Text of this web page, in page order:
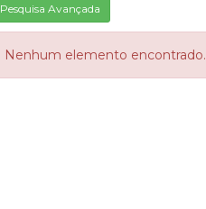
Pesquisa Avançada
Nenhum elemento encontrado.